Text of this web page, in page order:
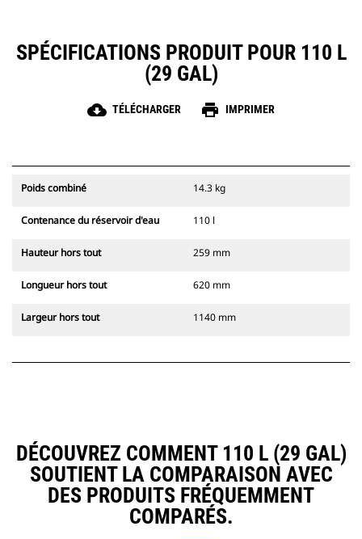
SPÉCIFICATIONS PRODUIT POUR 110 L
(29 GAL)
cloud_download TÉLÉCHARGER print IMPRIMER
Poids combiné 14.3 kg
Contenance du réservoir d'eau 110 l
Hauteur hors tout 259 mm
Longueur hors tout 620 mm
Largeur hors tout 1140 mm
DÉCOUVREZ COMMENT 110 L (29 GAL)
SOUTIENT LA COMPARAISON AVEC
DES PRODUITS FRÉQUEMMENT
COMPARÉS.